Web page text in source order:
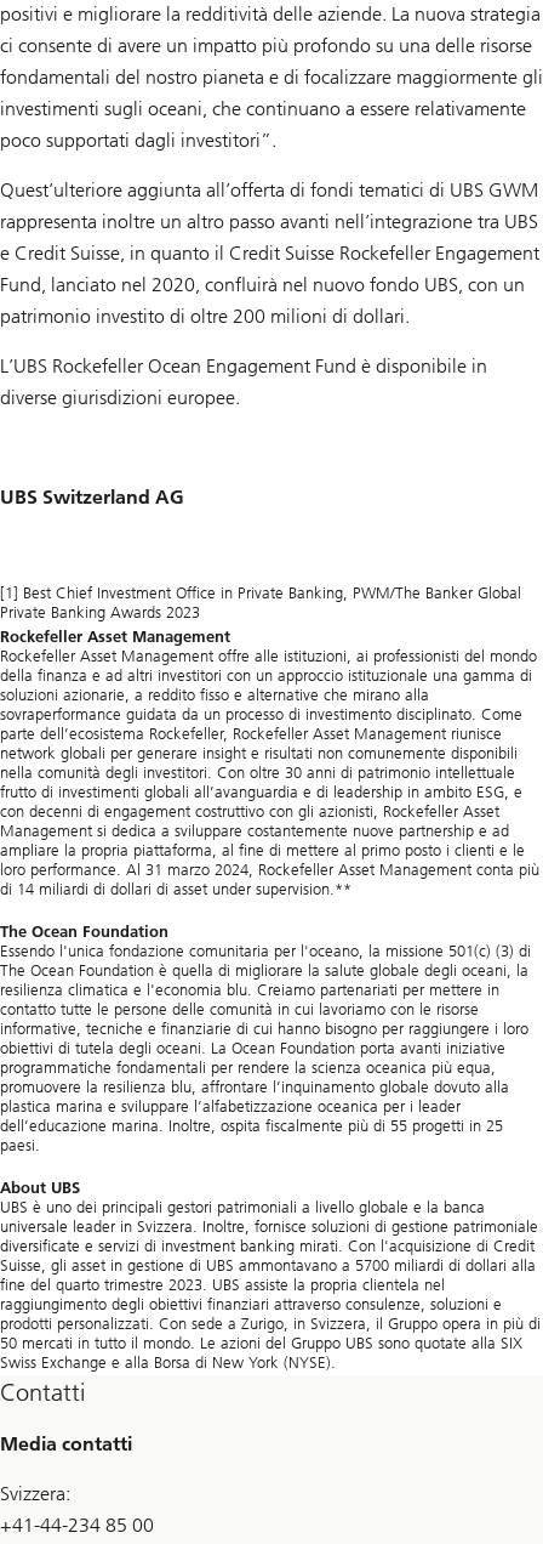
positivi e migliorare la redditività delle aziende. La nuova strategia
ci consente di avere un impatto più profondo su una delle risorse
fondamentali del nostro pianeta e di focalizzare maggiormente gli
investimenti sugli oceani, che continuano a essere relativamente
poco supportati dagli investitori”.
Quest’ulteriore aggiunta all’offerta di fondi tematici di UBS GWM
rappresenta inoltre un altro passo avanti nell’integrazione tra UBS
e Credit Suisse, in quanto il Credit Suisse Rockefeller Engagement
Fund, lanciato nel 2020, confluirà nel nuovo fondo UBS, con un
patrimonio investito di oltre 200 milioni di dollari.
L’UBS Rockefeller Ocean Engagement Fund è disponibile in
diverse giurisdizioni europee.
UBS Switzerland AG
[1] Best Chief Investment Office in Private Banking, PWM/The Banker Global
Private Banking Awards 2023
Rockefeller Asset Management
Rockefeller Asset Management offre alle istituzioni, ai professionisti del mondo
della finanza e ad altri investitori con un approccio istituzionale una gamma di
soluzioni azionarie, a reddito fisso e alternative che mirano alla
sovraperformance guidata da un processo di investimento disciplinato. Come
parte dell’ecosistema Rockefeller, Rockefeller Asset Management riunisce
network globali per generare insight e risultati non comunemente disponibili
nella comunità degli investitori. Con oltre 30 anni di patrimonio intellettuale
frutto di investimenti globali all’avanguardia e di leadership in ambito ESG, e
con decenni di engagement costruttivo con gli azionisti, Rockefeller Asset
Management si dedica a sviluppare costantemente nuove partnership e ad
ampliare la propria piattaforma, al fine di mettere al primo posto i clienti e le
loro performance. Al 31 marzo 2024, Rockefeller Asset Management conta più
di 14 miliardi di dollari di asset under supervision.**
The Ocean Foundation
Essendo l'unica fondazione comunitaria per l'oceano, la missione 501(c) (3) di
The Ocean Foundation è quella di migliorare la salute globale degli oceani, la
resilienza climatica e l'economia blu. Creiamo partenariati per mettere in
contatto tutte le persone delle comunità in cui lavoriamo con le risorse
informative, tecniche e finanziarie di cui hanno bisogno per raggiungere i loro
obiettivi di tutela degli oceani. La Ocean Foundation porta avanti iniziative
programmatiche fondamentali per rendere la scienza oceanica più equa,
promuovere la resilienza blu, affrontare l’inquinamento globale dovuto alla
plastica marina e sviluppare l’alfabetizzazione oceanica per i leader
dell’educazione marina. Inoltre, ospita fiscalmente più di 55 progetti in 25
paesi.
About UBS
UBS è uno dei principali gestori patrimoniali a livello globale e la banca
universale leader in Svizzera. Inoltre, fornisce soluzioni di gestione patrimoniale
diversificate e servizi di investment banking mirati. Con l'acquisizione di Credit
Suisse, gli asset in gestione di UBS ammontavano a 5700 miliardi di dollari alla
fine del quarto trimestre 2023. UBS assiste la propria clientela nel
raggiungimento degli obiettivi finanziari attraverso consulenze, soluzioni e
prodotti personalizzati. Con sede a Zurigo, in Svizzera, il Gruppo opera in più di
50 mercati in tutto il mondo. Le azioni del Gruppo UBS sono quotate alla SIX
Swiss Exchange e alla Borsa di New York (NYSE).
Contatti
Media contatti
Svizzera:
+41-44-234 85 00